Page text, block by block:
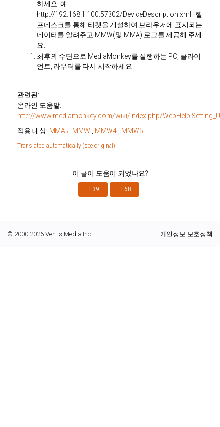
하세요. 예:
http://192.168.1.100:57302/DeviceDescription.xml
. 헬
프데스크를 통해 티켓을 개설하여 브라우저에 표시되는
데이터를 알려주고 MMW(및 MMA) 로그를 제공해 주세
요.
최후의 수단으로 MediaMonkey를 실행하는 PC, 클라이
언트, 라우터를 다시 시작하세요.
관련된:
온라인 도움말:
http://www.mediamonkey.com/wiki/index.php/
적용 대상: MMA←MMW MMW4 MMW5+
Translated automatically (see original)
이 글이 도움이 되었나요?
39 68
© 2000-2026 Ventis Media Inc. 개인정보 보호정책